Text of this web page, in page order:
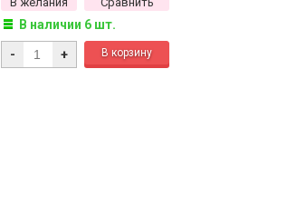
В наличии 6 шт.
- +